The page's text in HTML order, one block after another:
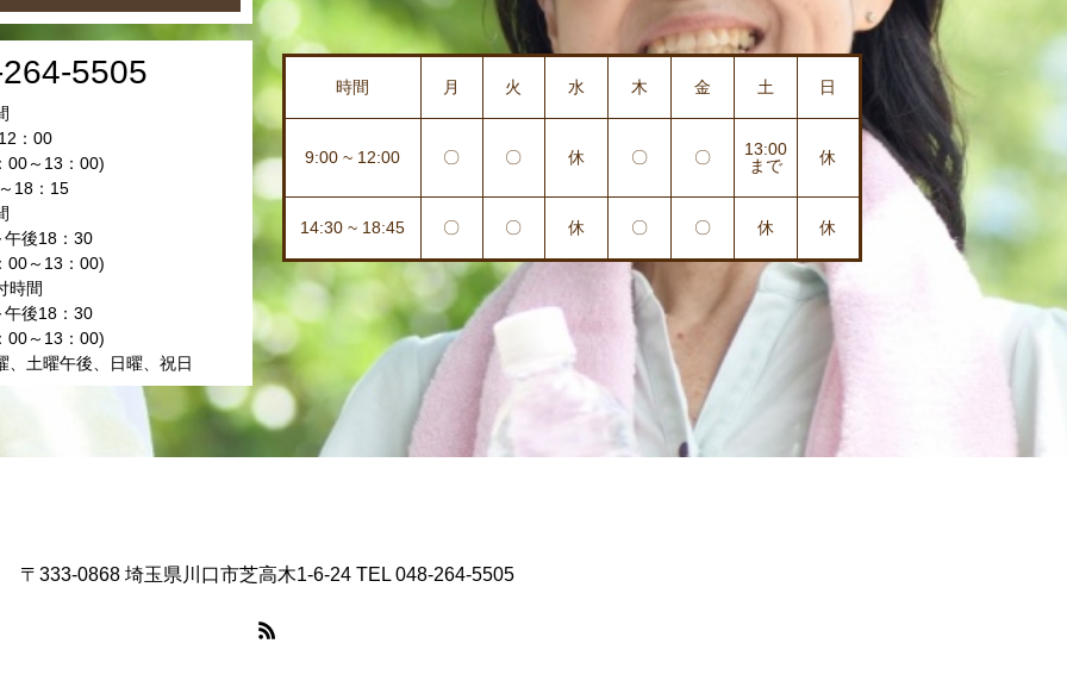
5505
：00
00～13：00)
18：15
午後18：30
00～13：00)
時間
午後18：30
00～13：00)
、土曜午後、日曜、祝日
時間 月 火 水 木 金 土 日
9:00 ~ 12:00 〇 〇 休 〇 〇
13:00
まで
休
14:30 ~ 18:45 〇 〇 休 〇 〇 休 休
〒333-0868 埼玉県川口市芝高木1-6-24 TEL 048-264-5505